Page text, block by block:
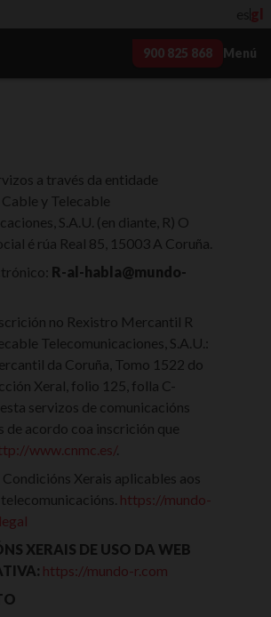
gl
900 825 868 Menú
a través da entidade
y Telecable
S.A.U. (en diante, R) O
é rúa Real 85, 15003 A Coruña.
R-al-habla@mundo-
no Rexistro Mercantil R
Telecomunicaciones, S.A.U.:
da Coruña, Tomo 1522 do
Xeral, folio 125, folla C-
servizos de comunicacións
de acordo coa inscrición que
www.cnmc.es/.
Condicións Xerais aplicables aos
https://mundo-
XERAIS DE USO DA WEB
https://mundo-r.com